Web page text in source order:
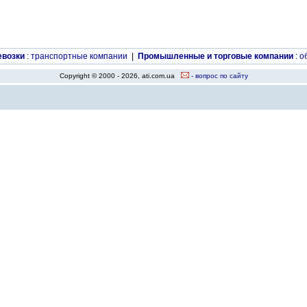
: транспортные компании Промышленные и торговые компании :
Copyright © 2000 - 2026, ati.com.ua - вопрос по сайту